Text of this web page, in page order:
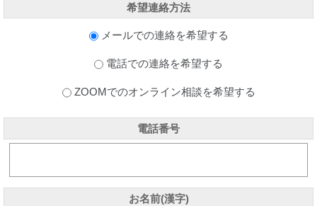
希望連絡方法
メールでの連絡を希望する
電話での連絡を希望する
ZOOMでのオンライン相談を希望する
電話番号
お名前(漢字)